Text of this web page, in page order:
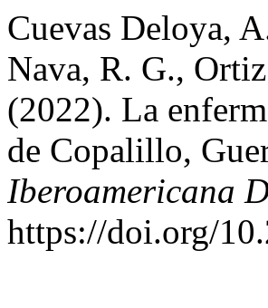
Cuevas Deloya,
Nava, R. G.,
(2022). La
de Copalillo,
Iberoamericana
https://doi.org/